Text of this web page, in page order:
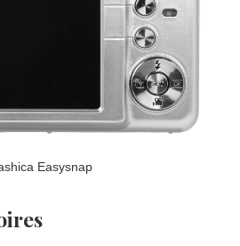
Easysnap